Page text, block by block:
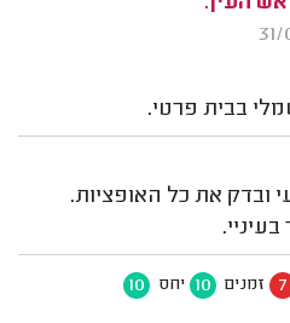
בבית פרטי.
ובדק את כל האופציות.
7 זמנים 10 יחס 10